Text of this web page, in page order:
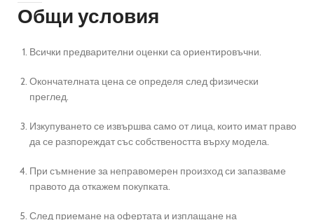
Общи условия
Всички предварителни оценки са ориентировъчни.
Окончателната цена се определя след физически
преглед.
Изкупуването се извършва само от лица, които имат право
да се разпореждат със собствеността върху модела.
При съмнение за неправомерен произход си запазваме
правото да откажем покупката.
След приемане на офертата и изплащане на